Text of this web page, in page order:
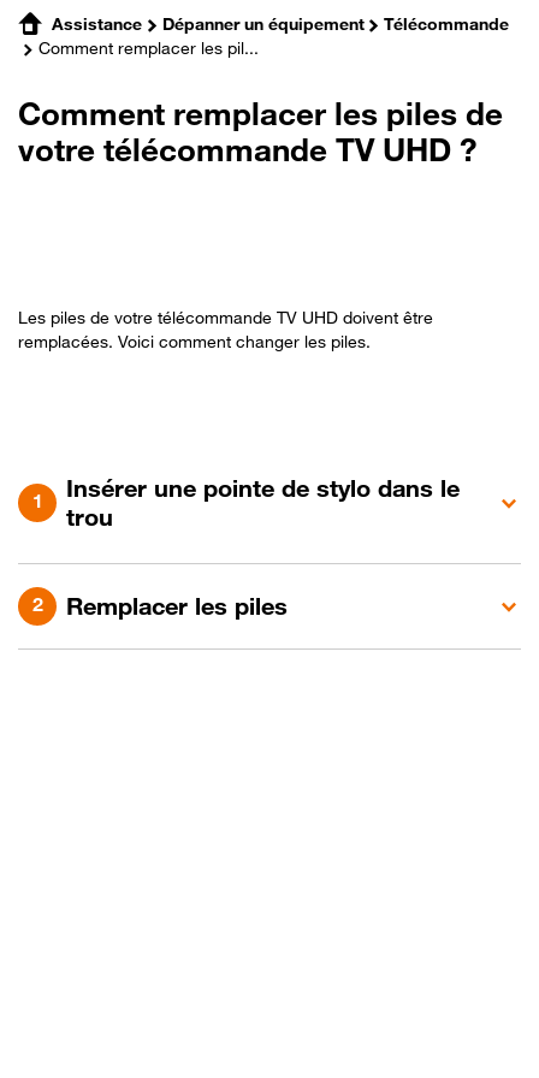
Assistance Dépanner un équipement
Télécommande
Comment remplacer les pil...
Comment remplacer les piles de
votre télécommande TV UHD ?
Les piles de votre télécommande TV UHD doivent être
remplacées. Voici comment changer les piles.
Insérer une pointe de stylo dans le
trou
Remplacer les piles